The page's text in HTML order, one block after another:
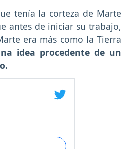
tenía la corteza de Marte
antes de iniciar su trabajo,
era más como la Tierra
idea procedente de un